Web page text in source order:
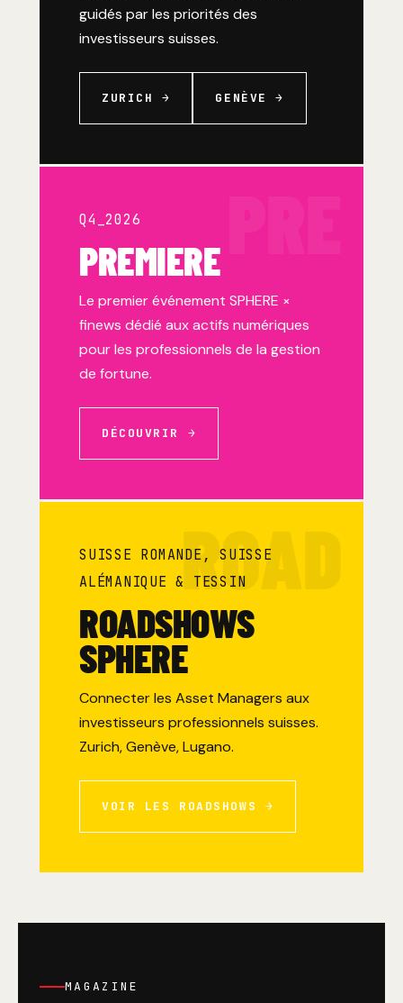
guidés par les priorités des
investisseurs suisses.
ZURICH → GENÈVE →
Q4_2026
PREMIERE
Le premier événement SPHERE ×
finews dédié aux actifs numériques
pour les professionnels de la gestion
de fortune.
DÉCOUVRIR →
ROAD
SUISSE ROMANDE, SUISSE
ALÉMANIQUE & TESSIN
ROADSHOWS
SPHERE
Connecter les Asset Managers aux
investisseurs professionnels suisses.
Zurich, Genève, Lugano.
VOIR LES ROADSHOWS →
MAGAZINE